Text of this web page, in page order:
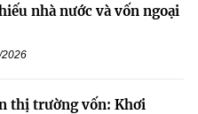
nhà nước và vốn ngoại
2026
thị trường vốn: Khơi